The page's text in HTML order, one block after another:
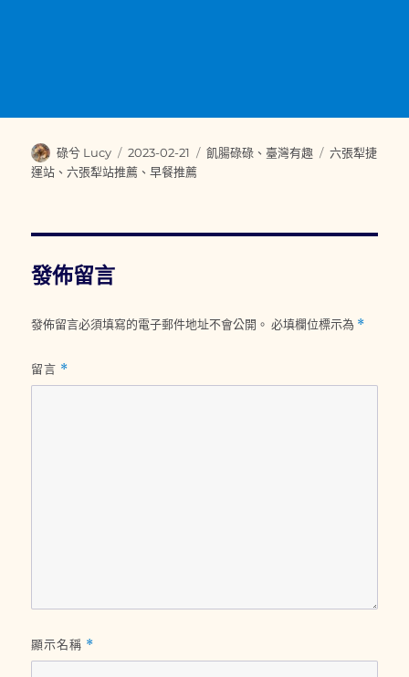
作
者
碌兮 Lucy
發
佈
2023-02-21
分
飢腸碌碌 、 臺灣有趣
標
六張犁捷
運站 、六張犁站推薦 、早餐推薦
發佈留言
發佈留言必須填寫的電子郵件地址不會公開。 必填欄位標示為 *
留言 *
顯示名稱 *